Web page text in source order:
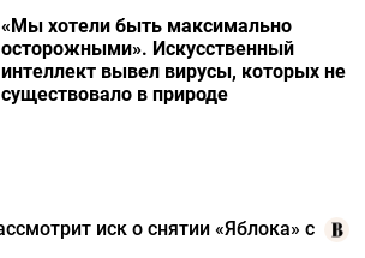
«Мы хотели быть максимально
осторожными». Искусственный
интеллект вывел вирусы, которых не
существовало в природе